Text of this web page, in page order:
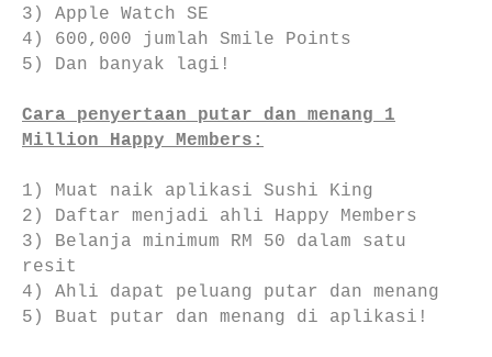
3) Apple Watch SE
4) 600,000 jumlah Smile Points
5) Dan banyak lagi!
Cara penyertaan putar dan menang 1
Million Happy Members:
1) Muat naik aplikasi Sushi King
2) Daftar menjadi ahli Happy Members
3) Belanja minimum RM 50 dalam satu
resit
4) Ahli dapat peluang putar dan menang
5) Buat putar dan menang di aplikasi!